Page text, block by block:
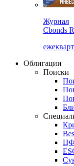
Cbonds
Облигации
Поиски